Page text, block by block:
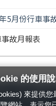
5月份行車事
故月報表
、手機，僅限發現
礙物之通報專用）
的使用說
來提供您